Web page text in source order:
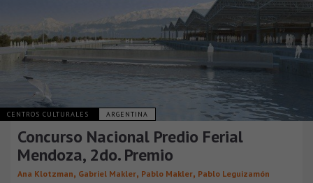
CENTROS CULTURALES ARGENTINA
Concurso Nacional Predio Ferial
Mendoza, 2do. Premio
Ana Klotzman, Gabriel Makler, Pablo Makler, Pablo Leguizamón